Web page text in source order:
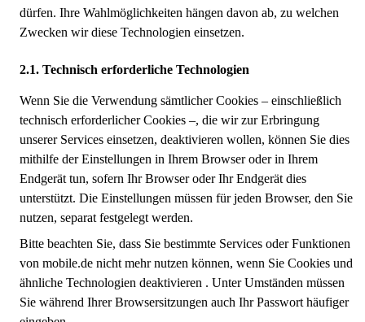
dürfen. Ihre Wahlmöglichkeiten hängen davon ab, zu welchen
Zwecken wir diese Technologien einsetzen.
Technisch erforderliche Technologien
Wenn Sie die Verwendung sämtlicher Cookies – einschließlich
technisch erforderlicher Cookies –, die wir zur Erbringung
unserer Services einsetzen, deaktivieren wollen, können Sie dies
mithilfe der Einstellungen in Ihrem Browser oder in Ihrem
Endgerät tun, sofern Ihr Browser oder Ihr Endgerät dies
unterstützt. Die Einstellungen müssen für jeden Browser, den Sie
nutzen, separat festgelegt werden.
Bitte beachten Sie, dass Sie bestimmte Services oder Funktionen
von mobile.de nicht mehr nutzen können, wenn Sie Cookies und
ähnliche Technologien deaktivieren . Unter Umständen müssen
Sie während Ihrer Browsersitzungen auch Ihr Passwort häufiger